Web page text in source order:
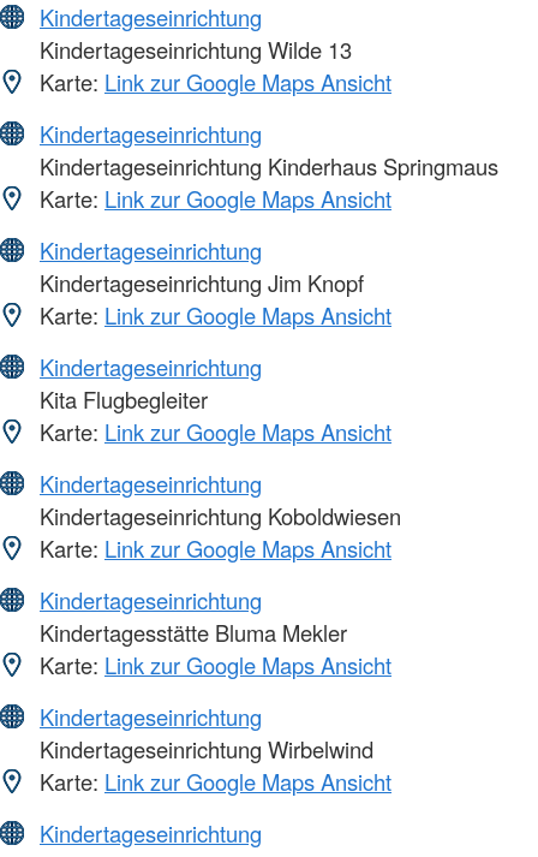
Kindertageseinrichtung
Kindertageseinrichtung Wilde 13
Karte: Link zur Google Maps Ansicht
Kindertageseinrichtung
Kindertageseinrichtung Kinderhaus Springmaus
Karte: Link zur Google Maps Ansicht
Kindertageseinrichtung
Kindertageseinrichtung Jim Knopf
Karte: Link zur Google Maps Ansicht
Kindertageseinrichtung
Kita Flugbegleiter
Karte: Link zur Google Maps Ansicht
Kindertageseinrichtung
Kindertageseinrichtung Koboldwiesen
Karte: Link zur Google Maps Ansicht
Kindertageseinrichtung
Kindertagesstätte Bluma Mekler
Karte: Link zur Google Maps Ansicht
Kindertageseinrichtung
Kindertageseinrichtung Wirbelwind
Karte: Link zur Google Maps Ansicht
Kindertageseinrichtung